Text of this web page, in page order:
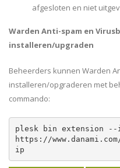
afgesloten en niet
Warden Anti-spam en
installeren/upgraden
Beheerders kunnen Warden
installeren/opgraderen met
commando:
plesk bin extension
https://
ip